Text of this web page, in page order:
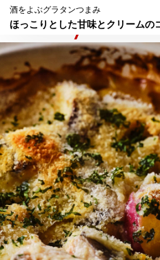
酒をよぶグラタンつまみ